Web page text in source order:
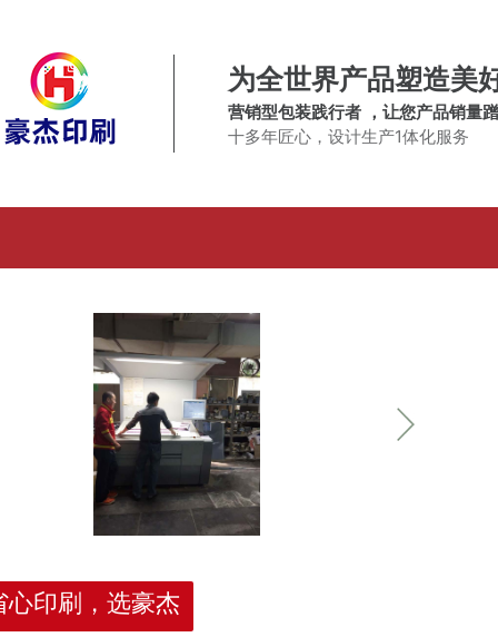
为全世界产品塑造美
营销型包装践行者 ，让您产品销量
十多年匠心，设计生产1体化服务
心印刷，选豪杰